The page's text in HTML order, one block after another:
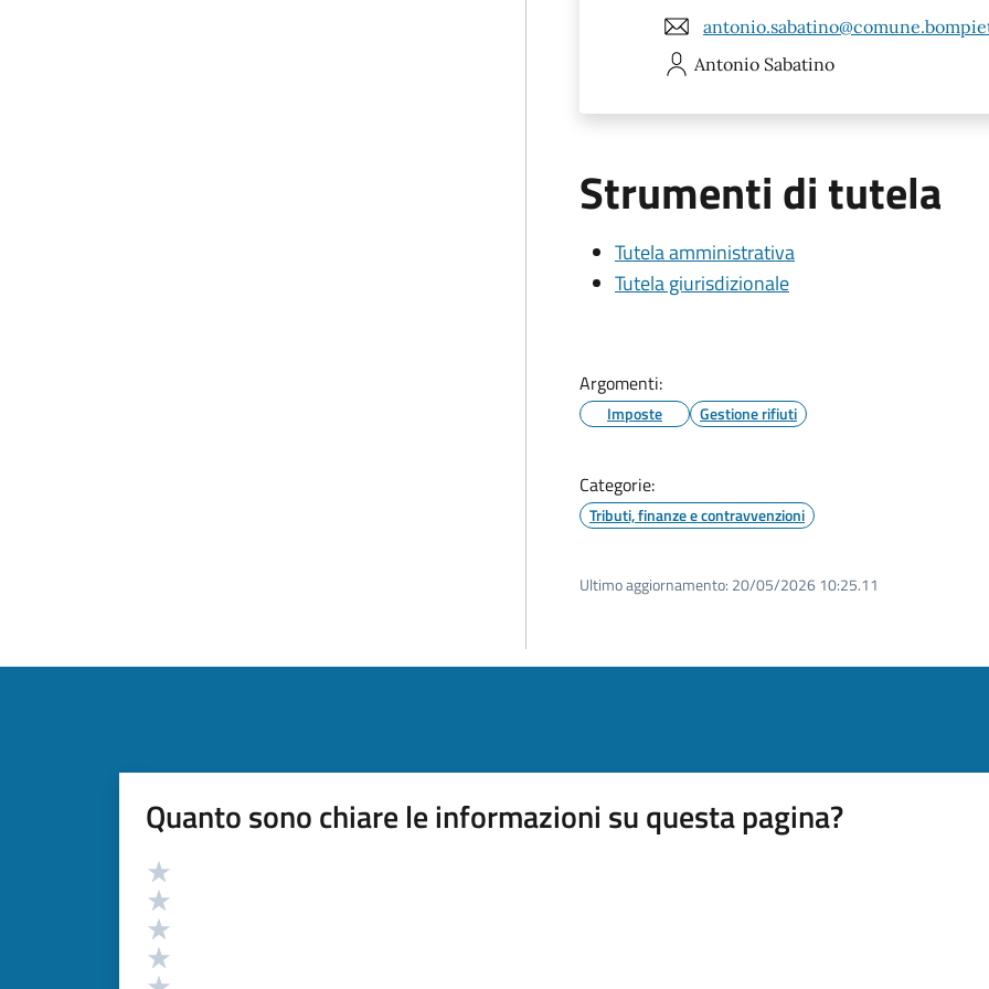
Antonio Sabatino
Strumenti di tutela
Tutela amministrativa
Tutela giurisdizionale
Argomenti:
Imposte Gestione rifiuti
Categorie:
Tributi, finanze e contravvenzioni
Ultimo aggiornamento: 20/05/2026 10:25.11
Quanto sono chiare le informazioni su questa pagina?
Valutazione